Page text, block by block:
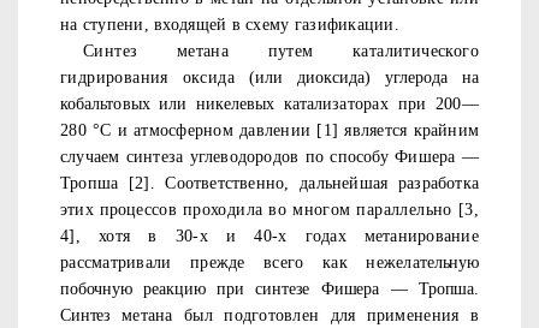
на ступени, входящей в схему газификации.
Синтез метана путем каталитического
гидрирования оксида (или диоксида) углерода на
кобальтовых или никелевых катали­заторах при 200—
280 °С и атмосферном давлении [1] является крайним
случаем синтеза углеводородов по способу Фишера —
Тропша [2]. Соответственно, дальнейшая разработка
этих процес­сов проходила во многом параллельно [3,
4], хотя в 30-х и 40-х годах метанирование
рассматривали прежде всего как нежела­тельную
побочную реакцию при синтезе Фишера — Тропша.
Синтезметана был подготовлен для применения в